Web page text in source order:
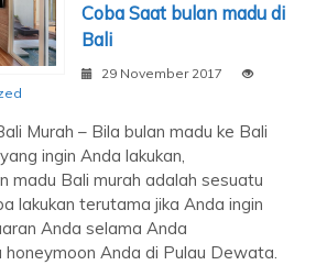
Coba Saat bulan madu di
Bali
29 November 2017
Murah – Bila bulan madu ke Bali
ingin Anda lakukan,
madu Bali murah adalah sesuatu
lakukan terutama jika Anda ingin
Anda selama Anda
honeymoon Anda di Pulau Dewata.